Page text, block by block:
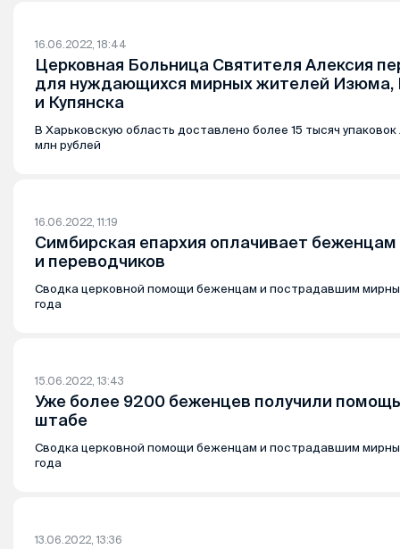
16.06.2022, 18:44
Церковная Больница Святителя Алексия
для нуждающихся мирных жителей Изюма,
и Купянска
В Харьковскую область доставлено более 15 тысяч
млн рублей
16.06.2022, 11:19
Симбирская епархия оплачивает беженцам
и переводчиков
Сводка церковной помощи беженцам и пострадавшим
года
15.06.2022, 13:43
Уже более 9200 беженцев получили
штабе
Сводка церковной помощи беженцам и пострадавшим
года
13.06.2022, 13:36